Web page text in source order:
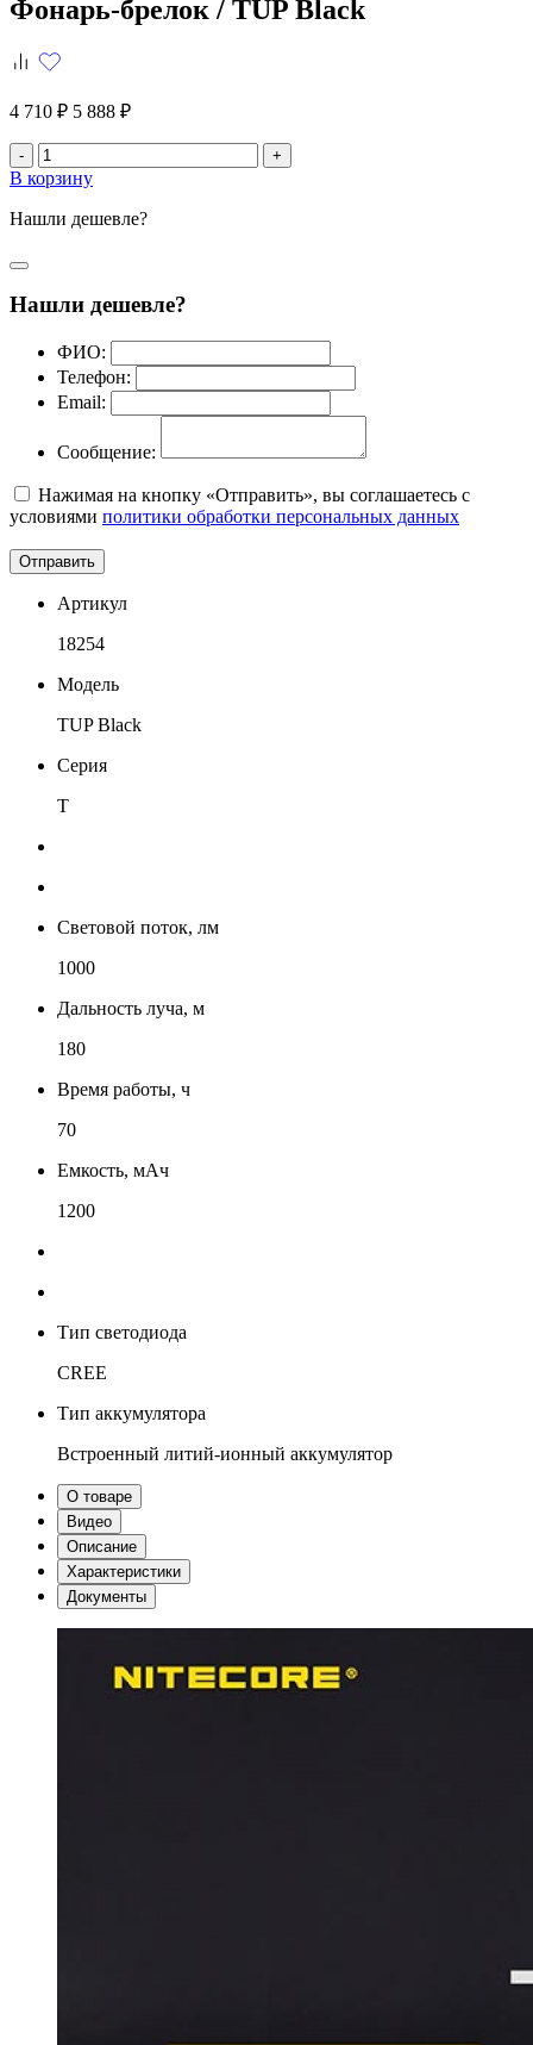
Фонарь-брелок / TUP Black
4 710 ₽ 5 888 ₽
- +
В корзину
Нашли дешевле?
Нашли дешевле?
ФИО:
Телефон:
Email:
Сообщение:
Нажимая на кнопку «Отправить», вы соглашаетесь с
условиями политики обработки персональных данных
Отправить
Артикул
18254
Модель
TUP Black
Серия
T
Световой поток, лм
1000
Дальность луча, м
180
Время работы, ч
70
Емкость, мАч
1200
Тип светодиода
CREE
Тип аккумулятора
Встроенный литий-ионный аккумулятор
О товаре
Видео
Описание
Характеристики
Документы